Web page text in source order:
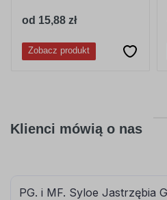
od 15,88 zł
Zobacz produkt
Klienci mówią o nas